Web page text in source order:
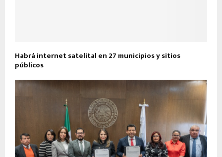
Habrá internet satelital en 27 municipios y sitios
públicos